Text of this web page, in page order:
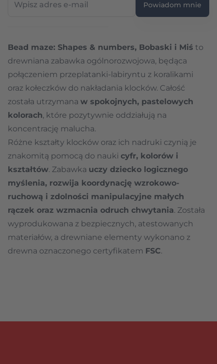
Powiadom mnie
Bead maze: Shapes & numbers, Bobaski i Miś to
drewniana zabawka ogólnorozwojowa, będąca
połączeniem przeplatanki-labiryntu z koralikami
oraz kołeczków do nakładania klocków. Całość
została utrzymana w spokojnych, pastelowych
kolorach, które pozytywnie oddziałują na
koncentrację malucha.
Różne kształty klocków oraz ich nadruki czynią je
znakomitą pomocą do nauki cyfr, kolorów i
kształtów. Zabawka uczy dziecko logicznego
myślenia, rozwija koordynację wzrokowo-
ruchową i zdolności manipulacyjne małych
rączek oraz wzmacnia odruch chwytania. Została
wyprodukowana z bezpiecznych, atestowanych
materiałów, a drewniane elementy wykonano z
drewna oznaczonego certyfikatem FSC.